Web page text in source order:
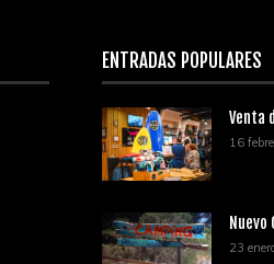
ENTRADAS POPULARES
Venta
16
23